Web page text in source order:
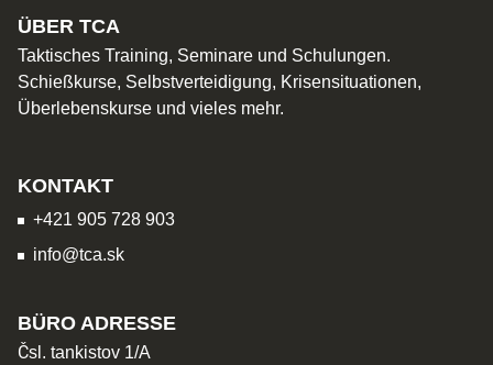
ÜBER TCA
Taktisches Training, Seminare und Schulungen.
Schießkurse, Selbstverteidigung, Krisensituationen,
Überlebenskurse und vieles mehr.
KONTAKT
+421 905 728 903
info@tca.sk
BÜRO ADRESSE
Čsl. tankistov 1/A